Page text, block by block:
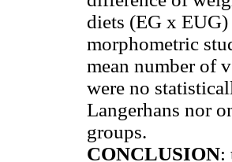
diets (EG x
morphometric
mean number of
were no
Langerhans nor
groups.
CONCLUSION: